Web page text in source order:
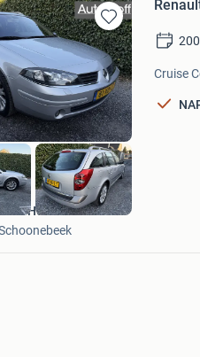
Bewaren
in
Mijn
Favorieten
Cruise
Hoff